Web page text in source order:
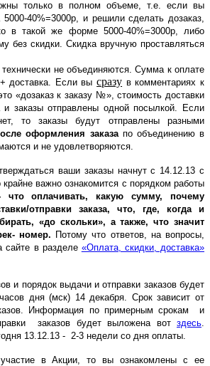
только в полном объеме, т.е. если вы
40%=3000р, и решили сделать дозаказ,
в такой же форме 5000-40%=3000р, либо
без скидки. Скидка вручную проставляться
не объединяются. Сумма к оплате
доставка. Если высразу в комментариях к
«дозаказ к заказу №», стоимость доставки
и заказы отправлены одной посылкой. Если
то заказы будут отправлены разными
оформления заказапо объединению в
и не удовлетворяются.
ваши заказы начнут с 14.12.13 с
важно ознакомится с порядком работы
что оплачивать, какую сумму, почему
отправки заказа, что, где, когда и
«до скольки», а также, что значит
номер. Потому что ответов, на вопросы,
сайте в разделе «Оплата, скидки, доставка»
и порядок выдачи и отправки заказов будет
дня (мск) 14 декабря. Срок зависит от
Информация по примерным срокам и
заказов будет выложена вот здесь
13.12.13 - 2-3 недели со дня оплаты.
в Акции, то вы ознакомлены с ее